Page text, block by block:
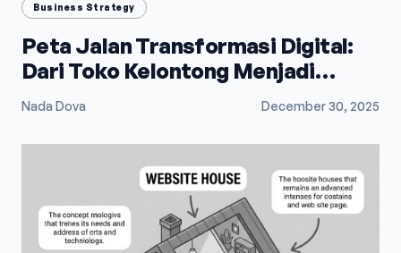
Business Strategy
Peta Jalan Transformasi Digital:
Dari Toko Kelontong Menjadi
Raksasa E-Commerce
Nada Dova December 30, 2025